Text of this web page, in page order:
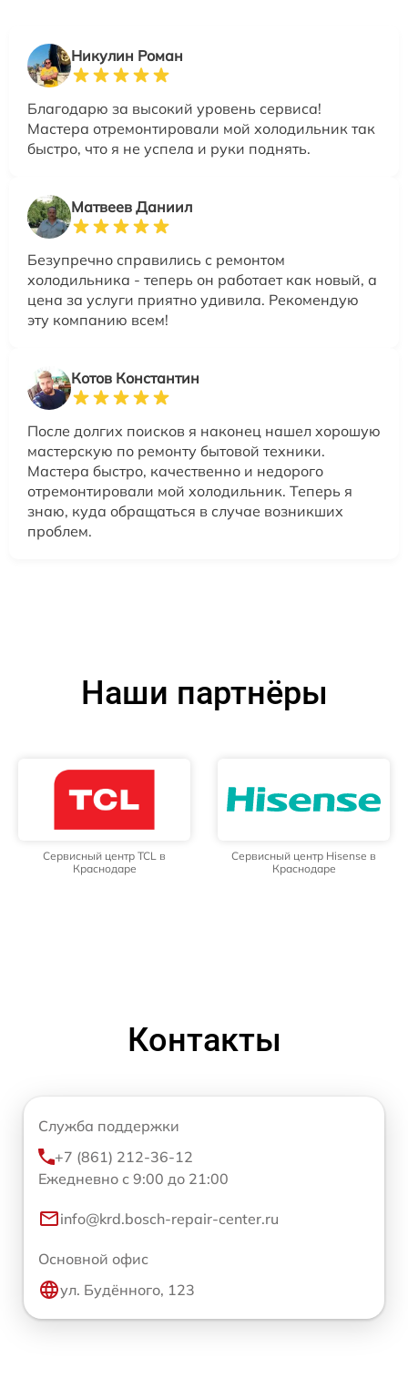
Никулин Роман
Благодарю за высокий уровень сервиса!
Мастера отремонтировали мой холодильник так
быстро, что я не успела и руки поднять.
Матвеев Даниил
Безупречно справились с ремонтом
холодильника - теперь он работает как новый, а
цена за услуги приятно удивила. Рекомендую
эту компанию всем!
Котов Константин
После долгих поисков я наконец нашел хорошую
мастерскую по ремонту бытовой техники.
Мастера быстро, качественно и недорого
отремонтировали мой холодильник. Теперь я
знаю, куда обращаться в случае возникших
проблем.
Наши партнёры
Сервисный центр TCL в
Краснодаре
Сервисный центр Hisense в
Краснодаре
Контакты
Служба поддержки
+7 (861) 212-36-12
Ежедневно с 9:00 до 21:00
info@krd.bosch-repair-center.ru
Основной офис
ул. Будённого, 123